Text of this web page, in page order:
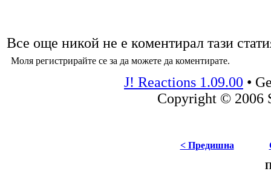
Все още никой не е коментирал тази
Моля регистрирайте се за да можете да коментирате.
J! Reactions 1.09.00 •
Copyright © 2006
< Предишна